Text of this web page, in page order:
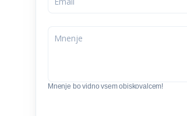
Mnenje bo vidno vsem obiskovalcem!